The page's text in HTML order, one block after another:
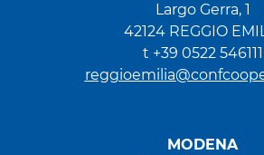
Largo Gerra, 1
42124 REGGIO
t +39 0522 546111
MODENA